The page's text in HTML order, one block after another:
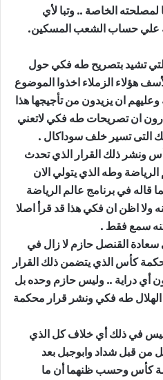
لمصلحته الخاصة .. وتبا لأي
علي حساب الشعب المسكين.
التي تشيد بتصريح طه فكي حول
هؤلاء الزملاء اخذوا الموضوع
ان يزيدون من تأجيجها هذا
ان تصريحات طه فكي لاتعني
التى تسير خلف سوداكال .
ونشر ذلك القرار الذي تحدث
وطه الذي يتولي الان
قاله في برنامج عالم الرياضة
اظن ان فكي هذا قد قرأ اصلا
سمع فقط .
القنصل حازم لا زال في
كأس الذي يتضمن ذلك القرار
أي دراية .. وليس حازم وحده بل
طه فكي ونشر قرار محكمة
في ذلك أي خلاف كل الذي
قبل شداد وابوجبل بعد
كأس وحسب ظنهما أن ما